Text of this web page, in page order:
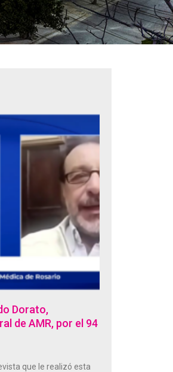
Dorato,
de AMR, por el 94
que le realizó esta